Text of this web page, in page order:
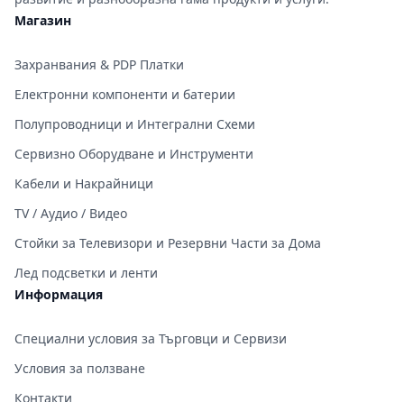
Магазин
Захранвания & PDP Платки
Електронни компоненти и батерии
Полупроводници и Интегрални Схеми
Сервизно Оборудване и Инструменти
Кабели и Накрайници
TV / Аудио / Видео
Стойки за Телевизори и Резервни Части за Дома
Лед подсветки и ленти
Информация
Специални условия за Търговци и Сервизи
Условия за ползване
Контакти